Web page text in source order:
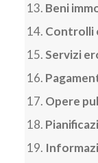
Beni
Controlli
Servizi
Opere